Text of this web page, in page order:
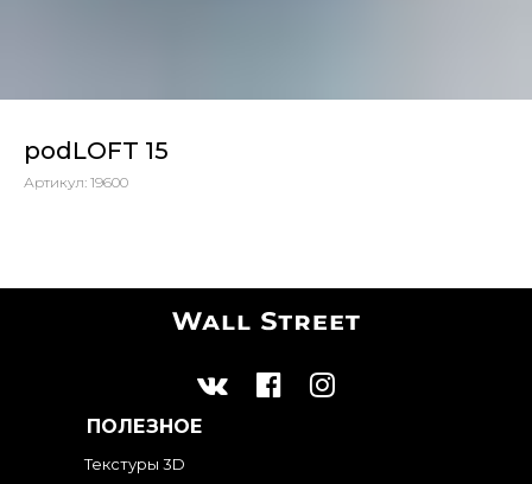
podLOFT 15
Артикул: 19600
ПОЛЕЗНОЕ
Текстуры 3D